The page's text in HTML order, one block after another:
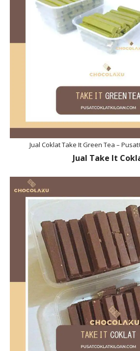
Jual Coklat Take It Green Tea –
Jual Take It